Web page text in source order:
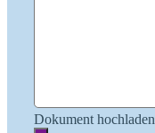
Dokument hochladen